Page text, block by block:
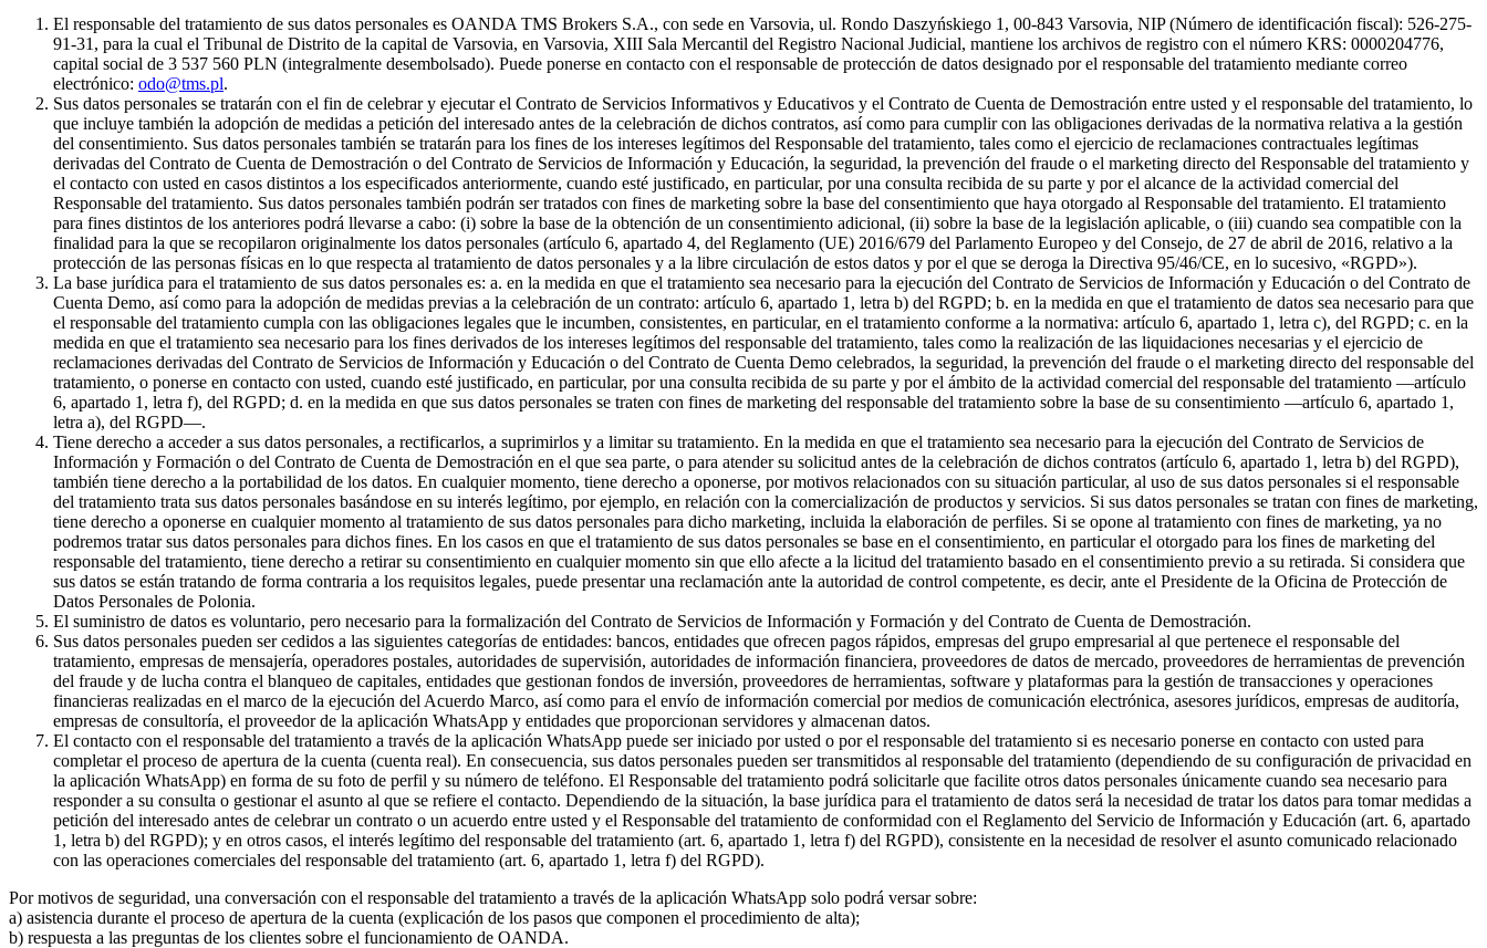
El responsable del tratamiento de sus datos personales es OANDA TMS Brokers S.A., con sede en Varsovia, ul. Rondo Daszyńskiego 1, 00-843 Varsovia, NIP (Número de identificación fiscal): 526-275-
91-31, para la cual el Tribunal de Distrito de la capital de Varsovia, en Varsovia, XIII Sala Mercantil del Registro Nacional Judicial, mantiene los archivos de registro con el número KRS: 0000204776,
capital social de 3 537 560 PLN (integralmente desembolsado). Puede ponerse en contacto con el responsable de protección de datos designado por el responsable del tratamiento mediante correo
electrónico: odo@tms.pl.
Sus datos personales se tratarán con el fin de celebrar y ejecutar el Contrato de Servicios Informativos y Educativos y el Contrato de Cuenta de Demostración entre usted y el responsable del tratamiento, lo
que incluye también la adopción de medidas a petición del interesado antes de la celebración de dichos contratos, así como para cumplir con las obligaciones derivadas de la normativa relativa a la gestión
del consentimiento. Sus datos personales también se tratarán para los fines de los intereses legítimos del Responsable del tratamiento, tales como el ejercicio de reclamaciones contractuales legítimas
derivadas del Contrato de Cuenta de Demostración o del Contrato de Servicios de Información y Educación, la seguridad, la prevención del fraude o el marketing directo del Responsable del tratamiento y
el contacto con usted en casos distintos a los especificados anteriormente, cuando esté justificado, en particular, por una consulta recibida de su parte y por el alcance de la actividad comercial del
Responsable del tratamiento. Sus datos personales también podrán ser tratados con fines de marketing sobre la base del consentimiento que haya otorgado al Responsable del tratamiento. El tratamiento
para fines distintos de los anteriores podrá llevarse a cabo: (i) sobre la base de la obtención de un consentimiento adicional, (ii) sobre la base de la legislación aplicable, o (iii) cuando sea compatible con la
finalidad para la que se recopilaron originalmente los datos personales (artículo 6, apartado 4, del Reglamento (UE) 2016/679 del Parlamento Europeo y del Consejo, de 27 de abril de 2016, relativo a la
protección de las personas físicas en lo que respecta al tratamiento de datos personales y a la libre circulación de estos datos y por el que se deroga la Directiva 95/46/CE, en lo sucesivo, «RGPD»).
La base jurídica para el tratamiento de sus datos personales es: a. en la medida en que el tratamiento sea necesario para la ejecución del Contrato de Servicios de Información y Educación o del Contrato de
Cuenta Demo, así como para la adopción de medidas previas a la celebración de un contrato: artículo 6, apartado 1, letra b) del RGPD; b. en la medida en que el tratamiento de datos sea necesario para que
el responsable del tratamiento cumpla con las obligaciones legales que le incumben, consistentes, en particular, en el tratamiento conforme a la normativa: artículo 6, apartado 1, letra c), del RGPD; c. en la
medida en que el tratamiento sea necesario para los fines derivados de los intereses legítimos del responsable del tratamiento, tales como la realización de las liquidaciones necesarias y el ejercicio de
reclamaciones derivadas del Contrato de Servicios de Información y Educación o del Contrato de Cuenta Demo celebrados, la seguridad, la prevención del fraude o el marketing directo del responsable del
tratamiento, o ponerse en contacto con usted, cuando esté justificado, en particular, por una consulta recibida de su parte y por el ámbito de la actividad comercial del responsable del tratamiento —artículo
6, apartado 1, letra f), del RGPD; d. en la medida en que sus datos personales se traten con fines de marketing del responsable del tratamiento sobre la base de su consentimiento —artículo 6, apartado 1,
letra a), del RGPD—.
Tiene derecho a acceder a sus datos personales, a rectificarlos, a suprimirlos y a limitar su tratamiento. En la medida en que el tratamiento sea necesario para la ejecución del Contrato de Servicios de
Información y Formación o del Contrato de Cuenta de Demostración en el que sea parte, o para atender su solicitud antes de la celebración de dichos contratos (artículo 6, apartado 1, letra b) del RGPD),
también tiene derecho a la portabilidad de los datos. En cualquier momento, tiene derecho a oponerse, por motivos relacionados con su situación particular, al uso de sus datos personales si el responsable
del tratamiento trata sus datos personales basándose en su interés legítimo, por ejemplo, en relación con la comercialización de productos y servicios. Si sus datos personales se tratan con fines de marketing,
tiene derecho a oponerse en cualquier momento al tratamiento de sus datos personales para dicho marketing, incluida la elaboración de perfiles. Si se opone al tratamiento con fines de marketing, ya no
podremos tratar sus datos personales para dichos fines. En los casos en que el tratamiento de sus datos personales se base en el consentimiento, en particular el otorgado para los fines de marketing del
responsable del tratamiento, tiene derecho a retirar su consentimiento en cualquier momento sin que ello afecte a la licitud del tratamiento basado en el consentimiento previo a su retirada. Si considera que
sus datos se están tratando de forma contraria a los requisitos legales, puede presentar una reclamación ante la autoridad de control competente, es decir, ante el Presidente de la Oficina de Protección de
Datos Personales de Polonia.
El suministro de datos es voluntario, pero necesario para la formalización del Contrato de Servicios de Información y Formación y del Contrato de Cuenta de Demostración.
Sus datos personales pueden ser cedidos a las siguientes categorías de entidades: bancos, entidades que ofrecen pagos rápidos, empresas del grupo empresarial al que pertenece el responsable del
tratamiento, empresas de mensajería, operadores postales, autoridades de supervisión, autoridades de información financiera, proveedores de datos de mercado, proveedores de herramientas de prevención
del fraude y de lucha contra el blanqueo de capitales, entidades que gestionan fondos de inversión, proveedores de herramientas, software y plataformas para la gestión de transacciones y operaciones
financieras realizadas en el marco de la ejecución del Acuerdo Marco, así como para el envío de información comercial por medios de comunicación electrónica, asesores jurídicos, empresas de auditoría,
empresas de consultoría, el proveedor de la aplicación WhatsApp y entidades que proporcionan servidores y almacenan datos.
El contacto con el responsable del tratamiento a través de la aplicación WhatsApp puede ser iniciado por usted o por el responsable del tratamiento si es necesario ponerse en contacto con usted para
completar el proceso de apertura de la cuenta (cuenta real). En consecuencia, sus datos personales pueden ser transmitidos al responsable del tratamiento (dependiendo de su configuración de privacidad en
la aplicación WhatsApp) en forma de su foto de perfil y su número de teléfono. El Responsable del tratamiento podrá solicitarle que facilite otros datos personales únicamente cuando sea necesario para
responder a su consulta o gestionar el asunto al que se refiere el contacto. Dependiendo de la situación, la base jurídica para el tratamiento de datos será la necesidad de tratar los datos para tomar medidas a
petición del interesado antes de celebrar un contrato o un acuerdo entre usted y el Responsable del tratamiento de conformidad con el Reglamento del Servicio de Información y Educación (art. 6, apartado
1, letra b) del RGPD); y en otros casos, el interés legítimo del responsable del tratamiento (art. 6, apartado 1, letra f) del RGPD), consistente en la necesidad de resolver el asunto comunicado relacionado
con las operaciones comerciales del responsable del tratamiento (art. 6, apartado 1, letra f) del RGPD).
Por motivos de seguridad, una conversación con el responsable del tratamiento a través de la aplicación WhatsApp solo podrá versar sobre:
a) asistencia durante el proceso de apertura de la cuenta (explicación de los pasos que componen el procedimiento de alta);
b) respuesta a las preguntas de los clientes sobre el funcionamiento de OANDA.